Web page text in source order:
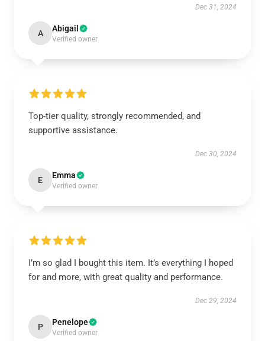
Dec 31, 2024
A Abigail
Verified owner
Top-tier quality, strongly recommended, and
supportive assistance.
Dec 30, 2024
E Emma
Verified owner
I’m so glad I bought this item. It’s everything I hoped
for and more, with great quality and performance.
Dec 29, 2024
P Penelope
Verified owner